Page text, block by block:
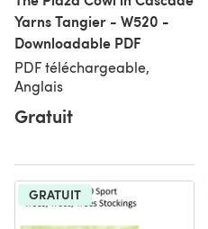
Yarns Tangier - W520 -
Downloadable PDF
PDF téléchargeable,
Anglais
Gratuit
GRATUIT